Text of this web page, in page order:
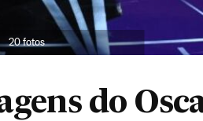
20 fotos
do